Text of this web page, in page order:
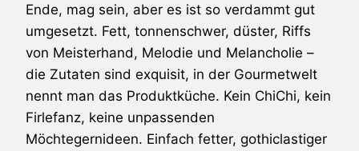
Ende, mag sein, aber es ist so verdammt gut
umgesetzt. Fett, tonnenschwer, düster, Riffs
von Meisterhand, Melodie und Melancholie –
die Zutaten sind exquisit, in der Gourmetwelt
nennt man das Produktküche. Kein ChiChi, kein
Firlefanz, keine unpassenden
Möchtegernideen. Einfach fetter, gothiclastiger